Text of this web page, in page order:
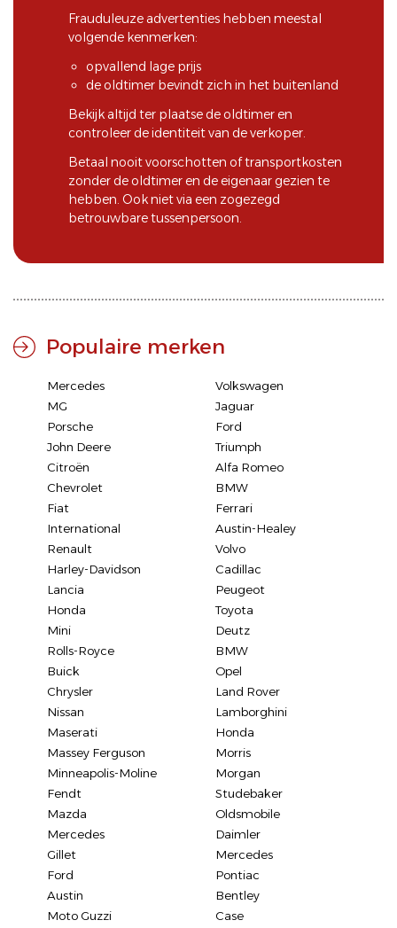
Frauduleuze advertenties hebben meestal
volgende kenmerken:
opvallend lage prijs
de oldtimer bevindt zich in het buitenland
Bekijk altijd ter plaatse de oldtimer en
controleer de identiteit van de verkoper.
Betaal nooit voorschotten of transportkosten
zonder de oldtimer en de eigenaar gezien te
hebben. Ook niet via een zogezegd
betrouwbare tussenpersoon.
Populaire merken
Mercedes
Volkswagen
MG
Jaguar
Porsche
Ford
John Deere
Triumph
Citroën
Alfa Romeo
Chevrolet
BMW
Fiat
Ferrari
International
Austin-Healey
Renault
Volvo
Harley-Davidson
Cadillac
Lancia
Peugeot
Honda
Toyota
Mini
Deutz
Rolls-Royce
BMW
Buick
Opel
Chrysler
Land Rover
Nissan
Lamborghini
Maserati
Honda
Massey Ferguson
Morris
Minneapolis-Moline
Morgan
Fendt
Studebaker
Mazda
Oldsmobile
Mercedes
Daimler
Gillet
Mercedes
Ford
Pontiac
Austin
Bentley
Moto Guzzi
Case